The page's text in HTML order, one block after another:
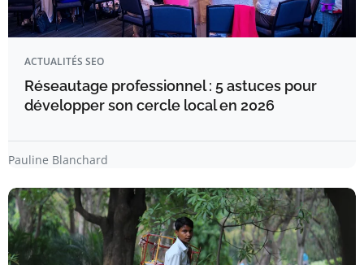
ACTUALITÉS SEO
Réseautage professionnel : 5 astuces pour
développer son cercle local en 2026
Pauline Blanchard